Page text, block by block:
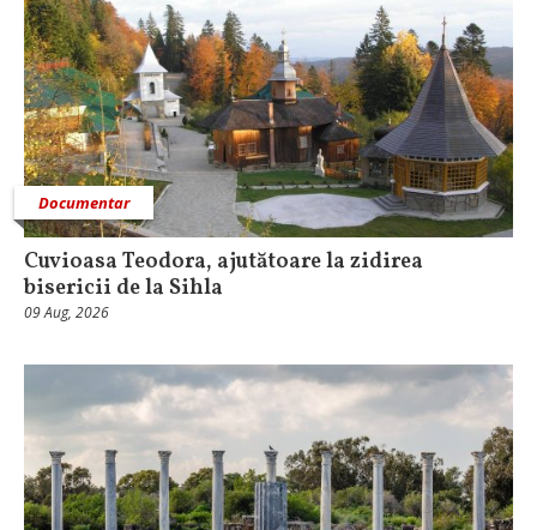
Documentar
Cuvioasa Teodora, ajutătoare la zidirea
bisericii de la Sihla
09 Aug, 2026